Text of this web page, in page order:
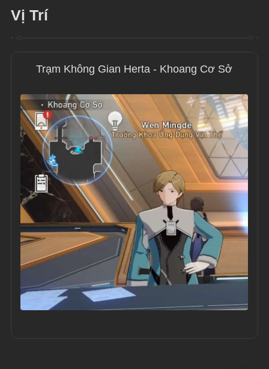
Vị Trí
Trạm Không Gian Herta - Khoang Cơ Sở